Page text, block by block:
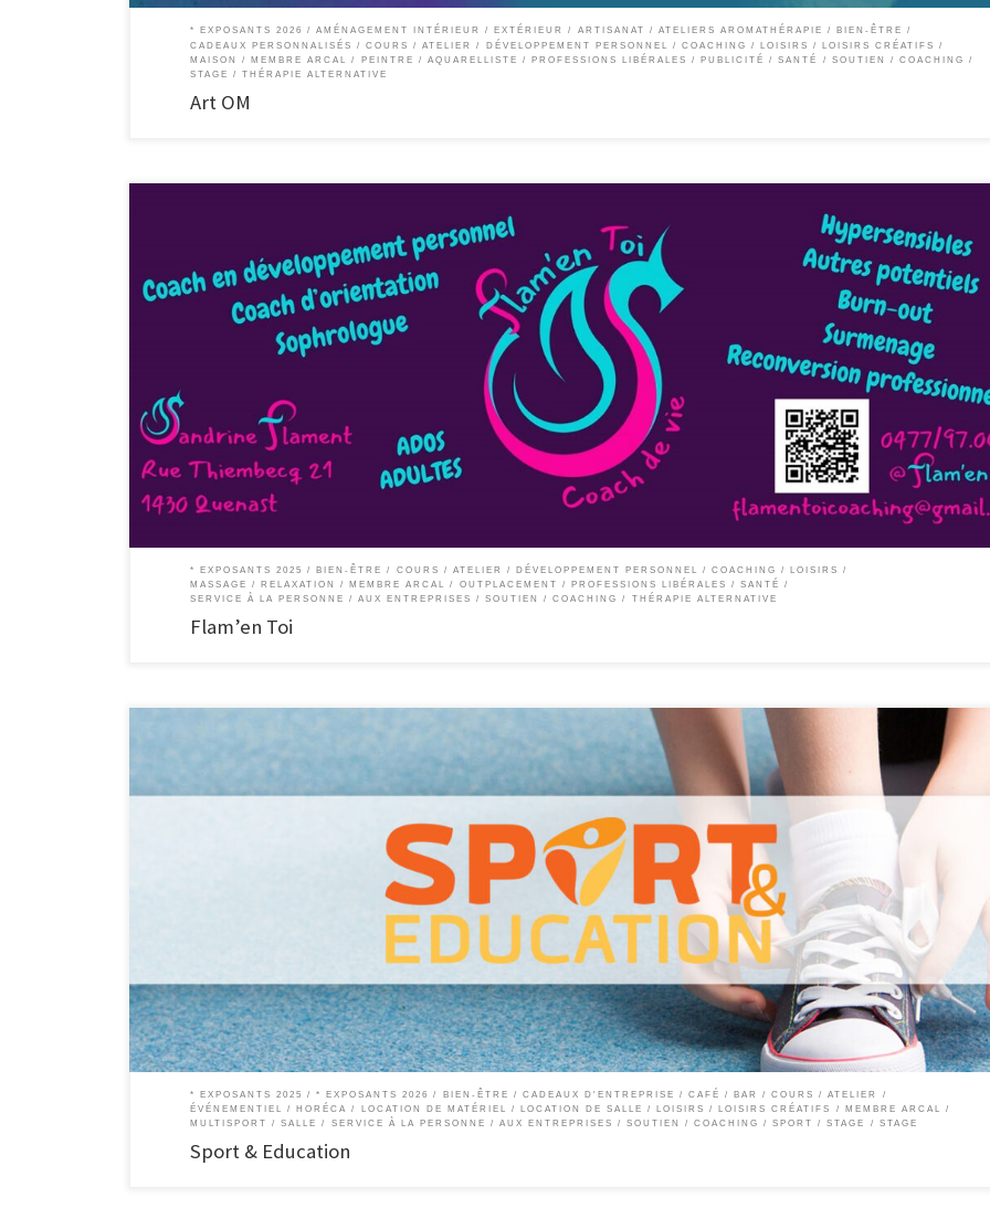
* EXPOSANTS 2026 AMÉNAGEMENT INTÉRIEUR / EXTÉRIEUR ARTISANAT ATELIERS AROMATHÉRAPIE
BIEN-ÊTRE
CADEAUX PERSONNALISÉS
COURS / ATELIER DÉVELOPPEMENT PERSONNEL / COACHING LOISIRS
LOISIRS CRÉATIFS
MAISON
MEMBRE ARCAL PEINTRE / AQUARELLISTE PROFESSIONS LIBÉRALES PUBLICITÉ SANTÉ
SOUTIEN / COACHING
STAGE
THÉRAPIE ALTERNATIVE
Art OM
Flam’en Toi Coach en développement personnel, coach en orientation scolaire, sophrologue ADOS et ADULTES Spécialisée en hypersensibles et
profils atypiques Coaching de vie Vous voulez débloquer une situation et avancer vers un objectif concret ? Un coach vous accompagne à
recul et à ouvrir votre champ de visions pour […]
* EXPOSANTS 2025 BIEN-ÊTRE COURS / ATELIER DÉVELOPPEMENT PERSONNEL / COACHING
LOISIRS
MASSAGE / RELAXATION
MEMBRE ARCAL OUTPLACEMENT PROFESSIONS LIBÉRALES
SANTÉ
SERVICE À LA PERSONNE / AUX ENTREPRISES
SOUTIEN / COACHING THÉRAPIE ALTERNATIVE
Flam’en Toi
Sport & Éducation asbl Stages sportifs de 3 à 15 ans Fort de ses différentes expériences dans plusieurs associations sportives, l’ASBL Sport &
Education oeuvre à la sensibilisation à la santé et à l’éducation physique au travers de ses ateliers et stages sportifs. A propos de nous L’idée
* EXPOSANTS 2025 * EXPOSANTS 2026 BIEN-ÊTRE CADEAUX D'ENTREPRISE CAFÉ / BAR
COURS / ATELIER
ÉVÉNEMENTIEL
HORÉCA LOCATION DE MATÉRIEL LOCATION DE SALLE LOISIRS LOISIRS CRÉATIFS
MEMBRE ARCAL
MULTISPORT
SALLE SERVICE À LA PERSONNE / AUX ENTREPRISES SOUTIEN / COACHING SPORT STAGE STAGE
Sport & Education